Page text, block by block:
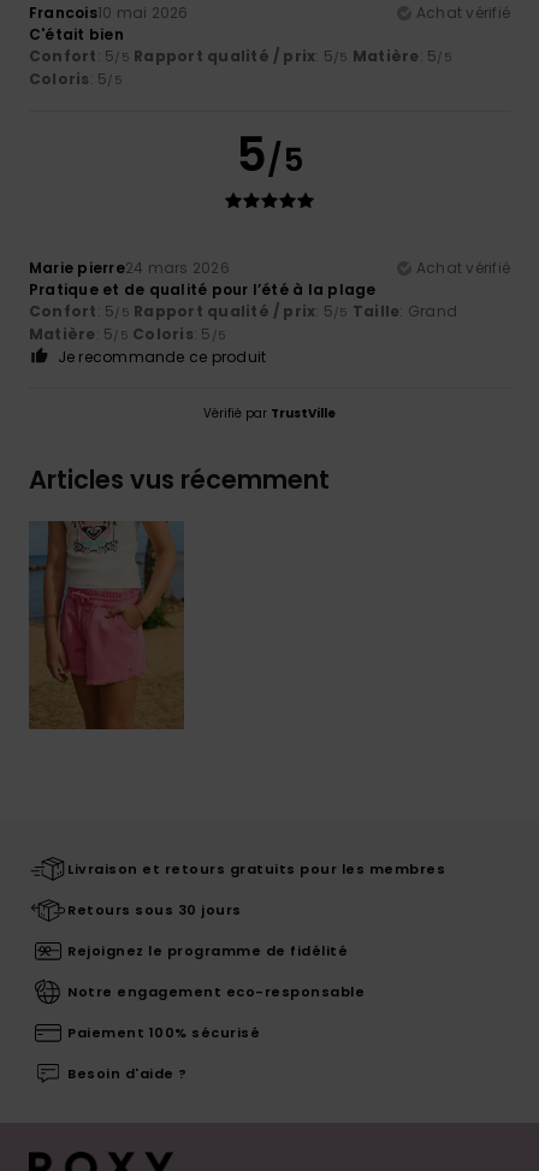
Francois10 mai 2026
Achat vérifié
C'était bien
Confort: 5/5 Rapport qualité / prix: 5/5 Matière: 5/5
Coloris: 5/5
5/5
Marie pierre24 mars 2026
Achat vérifié
Pratique et de qualité pour l’été à la plage
Confort: 5/5 Rapport qualité / prix: 5/5 Taille: Grand
Matière: 5/5 Coloris: 5 /5
Je recommande ce produit
Vérifié par TrustVille
Articles vus récemment
Livraison et retours gratuits pour les membres
Retours sous 30 jours
Rejoignez le programme de fidélité
Notre engagement eco-responsable
Paiement 100% sécurisé
Besoin d'aide ?